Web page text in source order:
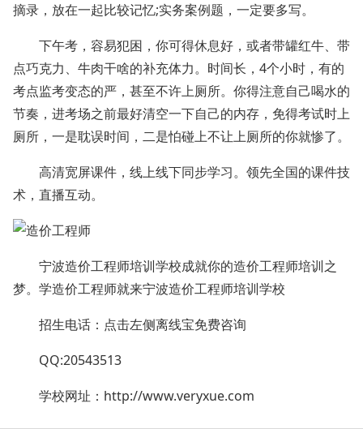
摘录，放在一起比较记忆;实务案例题，一定要多写。
下午考，容易犯困，你可得休息好，或者带罐红牛、带
点巧克力、牛肉干啥的补充体力。时间长，4个小时，有的
考点监考变态的严，甚至不许上厕所。你得注意自己喝水的
节奏，进考场之前最好清空一下自己的内存，免得考试时上
厕所，一是耽误时间，二是怕碰上不让上厕所的你就惨了。
高清宽屏课件，线上线下同步学习。领先全国的课件技
术，直播互动。
宁波造价工程师培训学校成就你的造价工程师培训之
梦。学造价工程师就来宁波造价工程师培训学校
招生电话：点击左侧离线宝免费咨询
QQ:20543513
学校网址： http://www.veryxue.com